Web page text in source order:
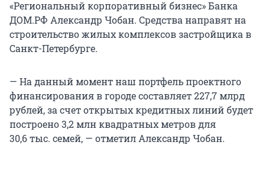
«Региональный корпоративный бизнес» Банка
ДОМ.РФ Александр Чобан. Средства направят на
строительство жилых комплексов застройщика в
Санкт-Петербурге.
— На данный момент наш портфель проектного
финансирования в городе составляет 227,7 млрд
рублей, за счет открытых кредитных линий будет
построено 3,2 млн квадратных метров для
30,6 тыс. семей, — отметил Александр Чобан.